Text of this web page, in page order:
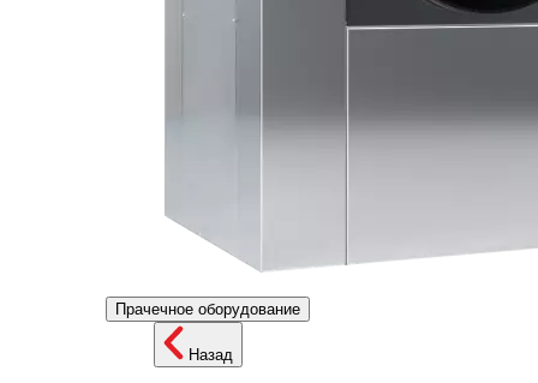
Прачечное оборудование
Назад